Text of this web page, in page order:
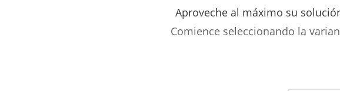
Aproveche al máximo su
Comience seleccionando la